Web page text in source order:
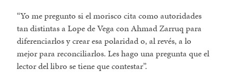
Yo me pregunto si el morisco cita como autoridades
tan distintas a Lope de Vega con Ahmad Zarruq para
diferenciarlos y crear esa polaridad o, al revés, a lo
mejor para reconciliarlos. Les hago una pregunta que el
lector del libro se tiene que contestar.